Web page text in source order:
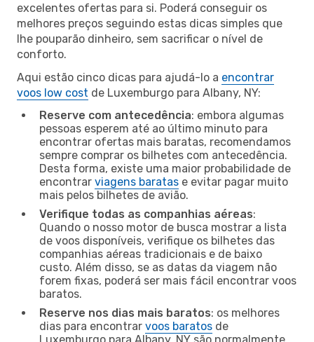
excelentes ofertas para si. Poderá conseguir os
melhores preços seguindo estas dicas simples que
lhe pouparão dinheiro, sem sacrificar o nível de
conforto.
Aqui estão cinco dicas para ajudá-lo a encontrar
voos low cost de Luxemburgo para Albany, NY:
Reserve com antecedência: embora algumas
pessoas esperem até ao último minuto para
encontrar ofertas mais baratas, recomendamos
sempre comprar os bilhetes com antecedência.
Desta forma, existe uma maior probabilidade de
encontrar viagens baratas e evitar pagar muito
mais pelos bilhetes de avião.
Verifique todas as companhias aéreas:
Quando o nosso motor de busca mostrar a lista
de voos disponíveis, verifique os bilhetes das
companhias aéreas tradicionais e de baixo
custo. Além disso, se as datas da viagem não
forem fixas, poderá ser mais fácil encontrar voos
baratos.
Reserve nos dias mais baratos: os melhores
dias para encontrar voos baratos de